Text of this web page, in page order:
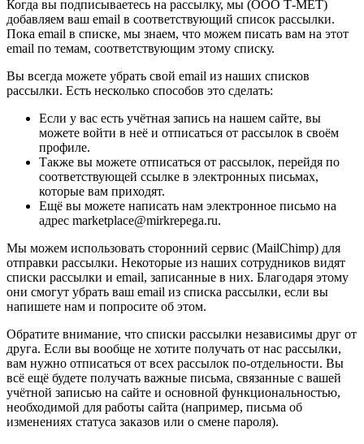
Когда вы подписываетесь на рассылку, мы (ООО Т-МЕТ)
добавляем ваш email в соответствующий список рассылки.
Пока email в списке, мы знаем, что можем писать вам на этот
email по темам, соответствующим этому списку.
Вы всегда можете убрать свой email из наших списков
рассылки. Есть несколько способов это сделать:
Если у вас есть учётная запись на нашем сайте, вы
можете войти в неё и отписаться от рассылок в своём
профиле.
Также вы можете отписаться от рассылок, перейдя по
соответствующей ссылке в электронных письмах,
которые вам приходят.
Ещё вы можете написать нам электронное письмо на
адрес marketplace@mirkrepega.ru.
Мы можем использовать сторонний сервис (MailChimp) для
отправки рассылки. Некоторые из наших сотрудников видят
списки рассылки и email, записанные в них. Благодаря этому
они смогут убрать ваш email из списка рассылки, если вы
напишете нам и попросите об этом.
Обратите внимание, что списки рассылки независимы друг от
друга. Если вы вообще не хотите получать от нас рассылки,
вам нужно отписаться от всех рассылок по-отдельности. Вы
всё ещё будете получать важные письма, связанные с вашей
учётной записью на сайте и основной функциональностью,
необходимой для работы сайта (например, письма об
изменениях статуса заказов или о смене пароля).